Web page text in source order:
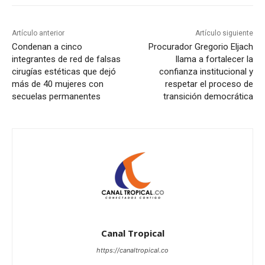
Artículo anterior
Condenan a cinco
integrantes de red de falsas
cirugías estéticas que dejó
más de 40 mujeres con
secuelas permanentes
Artículo siguiente
Procurador Gregorio Eljach
llama a fortalecer la
confianza institucional y
respetar el proceso de
transición democrática
Canal Tropical
https://canaltropical.co